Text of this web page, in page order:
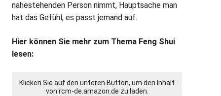
nahestehenden Person nimmt, Hauptsache man
hat das Gefühl, es passt jemand auf.
Hier können Sie mehr zum Thema Feng Shui
lesen:
Klicken Sie auf den unteren Button, um den Inhalt
von rcm-de.amazon.de zu laden.